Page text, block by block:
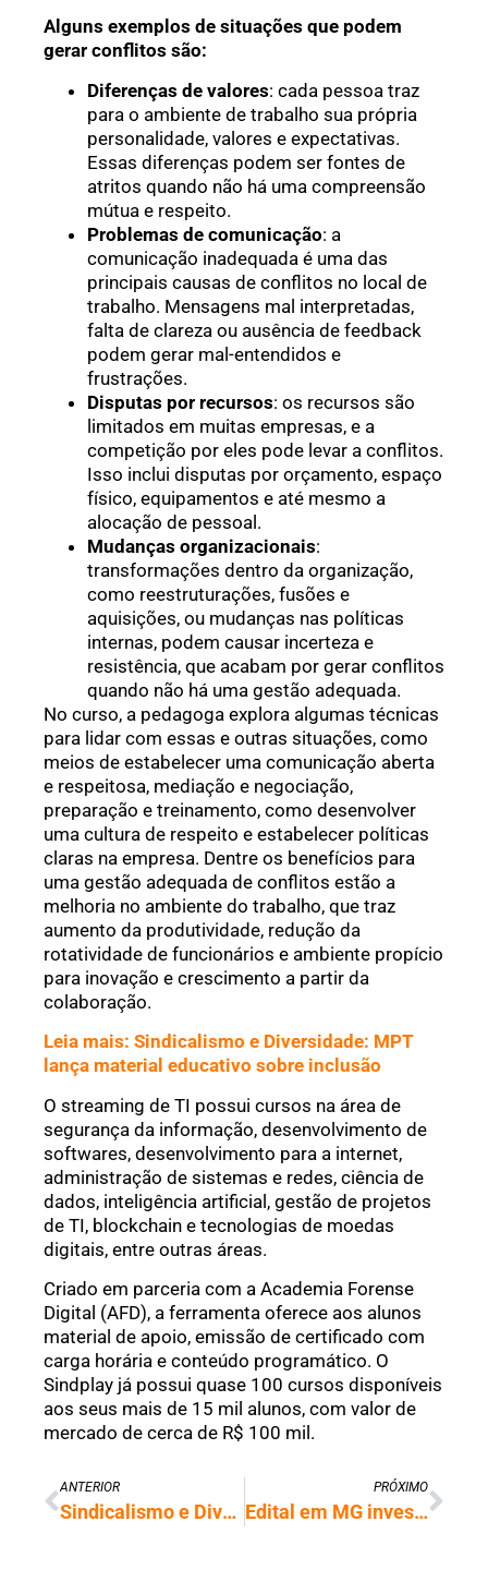
Alguns exemplos de situações que podem
gerar conflitos são:
Diferenças de valores: cada pessoa traz
para o ambiente de trabalho sua própria
personalidade, valores e expectativas.
Essas diferenças podem ser fontes de
atritos quando não há uma compreensão
mútua e respeito.
Problemas de comunicação: a
comunicação inadequada é uma das
principais causas de conflitos no local de
trabalho. Mensagens mal interpretadas,
falta de clareza ou ausência de feedback
podem gerar mal-entendidos e
frustrações.
Disputas por recursos: os recursos são
limitados em muitas empresas, e a
competição por eles pode levar a conflitos.
Isso inclui disputas por orçamento, espaço
físico, equipamentos e até mesmo a
alocação de pessoal.
Mudanças organizacionais:
transformações dentro da organização,
como reestruturações, fusões e
aquisições, ou mudanças nas políticas
internas, podem causar incerteza e
resistência, que acabam por gerar conflitos
quando não há uma gestão adequada.
No curso, a pedagoga explora algumas técnicas
para lidar com essas e outras situações, como
meios de estabelecer uma comunicação aberta
e respeitosa, mediação e negociação,
preparação e treinamento, como desenvolver
uma cultura de respeito e estabelecer políticas
claras na empresa. Dentre os benefícios para
uma gestão adequada de conflitos estão a
melhoria no ambiente do trabalho, que traz
aumento da produtividade, redução da
rotatividade de funcionários e ambiente propício
para inovação e crescimento a partir da
colaboração.
Leia mais: Sindicalismo e Diversidade: MPT
lança material educativo sobre inclusão
O streaming de TI possui cursos na área de
segurança da informação, desenvolvimento de
softwares, desenvolvimento para a internet,
administração de sistemas e redes, ciência de
dados, inteligência artificial, gestão de projetos
de TI, blockchain e tecnologias de moedas
digitais, entre outras áreas.
Criado em parceria com a Academia Forense
Digital (AFD), a ferramenta oferece aos alunos
material de apoio, emissão de certificado com
carga horária e conteúdo programático. O
Sindplay já possui quase 100 cursos disponíveis
aos seus mais de 15 mil alunos, com valor de
mercado de cerca de R$ 100 mil.
ANTERIOR
Sindicalismo e Diversidade: MPT lança material educativo sobre inclusão
PRÓXIMO
Edital em MG investirá quase R$30 milhões em projetos de tecnologia e inovação